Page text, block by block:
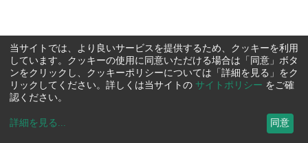
当サイトでは、より良いサービスを提供するため、クッキーを利用
しています。クッキーの使用に同意いただける場合は「同意」ボタ
ンをクリックし、クッキーポリシーについては「詳細を見る」をク
リックしてください。詳しくは当サイトの サイトポリシー をご確
認ください。
詳細を見る ... 同意